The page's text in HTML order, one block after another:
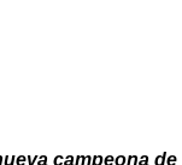
campeona